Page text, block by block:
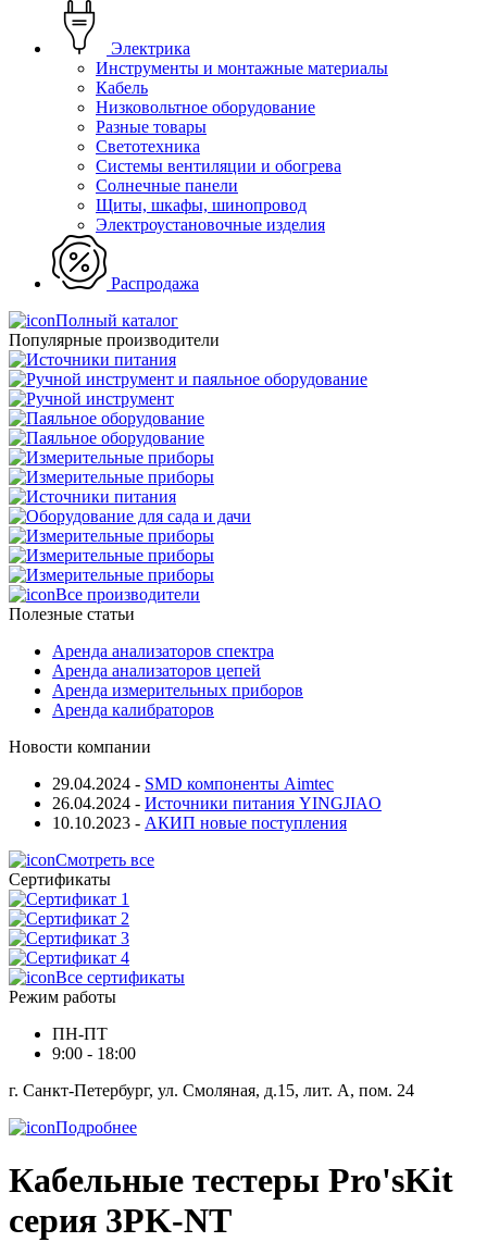
Электрика
Инструменты и монтажные материалы
Кабель
Низковольтное оборудование
Разные товары
Светотехника
Системы вентиляции и обогрева
Солнечные панели
Щиты, шкафы, шинопровод
Электроустановочные изделия
Распродажа
Полный каталог
Популярные производители
Все производители
Полезные статьи
Аренда анализаторов спектра
Аренда анализаторов цепей
Аренда измерительных приборов
Аренда калибраторов
Новости компании
29.04.2024 - SMD компоненты Aimtec
26.04.2024 - Источники питания YINGJIAO
10.10.2023 - АКИП новые поступления
Смотреть все
Сертификаты
Все сертификаты
Режим работы
ПН-ПТ
9:00 - 18:00
г. Санкт-Петербург, ул. Смоляная, д.15, лит. А, пом. 24
Подробнее
Кабельные тестеры Pro'sKit
серия 3PK-NT